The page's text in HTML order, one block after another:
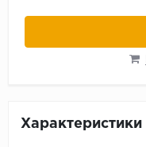
Характеристики